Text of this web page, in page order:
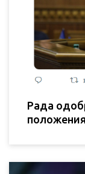
Рада
положения